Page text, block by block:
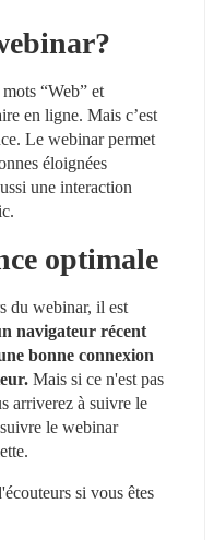
“Web” et
en ligne. Mais c’est
Le webinar permet
éloignées
une interaction
optimale
du webinar, il est
bonne connexion
Mais si ce n'est pas
arriverez à suivre le
le webinar
si vous êtes